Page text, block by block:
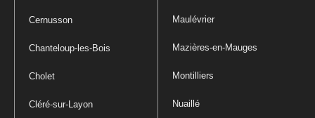
Cernusson
Chanteloup-les-Bois
Cholet
Cléré-sur-Layon
Maulévrier
Mazières-en-Mauges
Montilliers
Nuaillé